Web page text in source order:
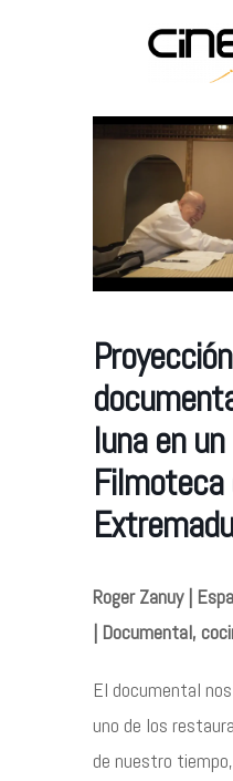
luna en
Filmoteca
Roger Zanuy |
| Documental,
El documental
uno de los
de nuestro
©2026 COPYRIGHT FLOTHEMES